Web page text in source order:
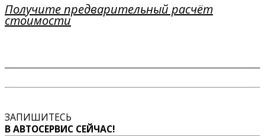
Получите предварительный расчёт
стоимости
ЗАПИШИТЕСЬ
В АВТОСЕРВИС СЕЙЧАС!